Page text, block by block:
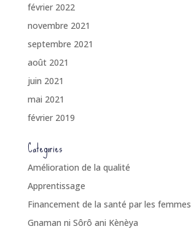
février 2022
novembre 2021
septembre 2021
août 2021
juin 2021
mai 2021
février 2019
Categories
Amélioration de la qualité
Apprentissage
Financement de la santé par les femmes
Gnaman ni Sôrô ani Kènèya